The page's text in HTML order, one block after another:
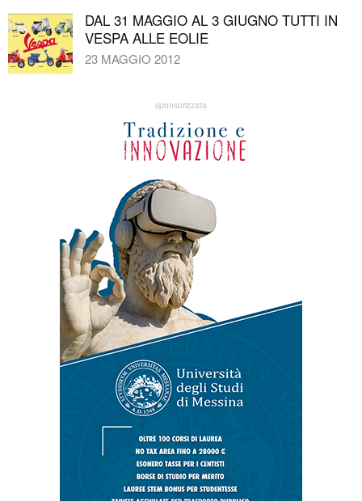
DAL 31 MAGGIO AL 3 GIUGNO TUTTI IN
VESPA ALLE EOLIE
23 MAGGIO 2012
sponsorizzata